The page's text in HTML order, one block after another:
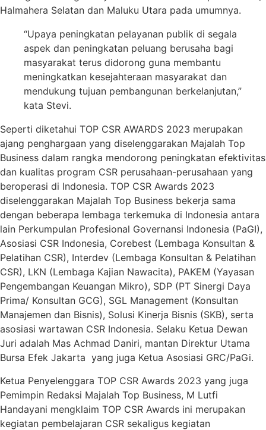
Halmahera Selatan dan Maluku Utara pada umumnya.
“Upaya peningkatan pelayanan publik di segala
aspek dan peningkatan peluang berusaha bagi
masyarakat terus didorong guna membantu
meningkatkan kesejahteraan masyarakat dan
mendukung tujuan pembangunan berkelanjutan,”
kata Stevi.
Seperti diketahui TOP CSR AWARDS 2023 merupakan
ajang penghargaan yang diselenggarakan Majalah Top
Business dalam rangka mendorong peningkatan efektivitas
dan kualitas program CSR perusahaan-perusahaan yang
beroperasi di Indonesia. TOP CSR Awards 2023
diselenggarakan Majalah Top Business bekerja sama
dengan beberapa lembaga terkemuka di Indonesia antara
lain Perkumpulan Profesional Governansi Indonesia (PaGI),
Asosiasi CSR Indonesia, Corebest (Lembaga Konsultan &
Pelatihan CSR), Interdev (Lembaga Konsultan & Pelatihan
CSR), LKN (Lembaga Kajian Nawacita), PAKEM (Yayasan
Pengembangan Keuangan Mikro), SDP (PT Sinergi Daya
Prima/ Konsultan GCG), SGL Management (Konsultan
Manajemen dan Bisnis), Solusi Kinerja Bisnis (SKB), serta
asosiasi wartawan CSR Indonesia. Selaku Ketua Dewan
Juri adalah Mas Achmad Daniri, mantan Direktur Utama
Bursa Efek Jakarta yang juga Ketua Asosiasi GRC/PaGi.
Ketua Penyelenggara TOP CSR Awards 2023 yang juga
Pemimpin Redaksi Majalah Top Business, M Lutfi
Handayani mengklaim TOP CSR Awards ini merupakan
kegiatan pembelajaran CSR sekaligus kegiatan